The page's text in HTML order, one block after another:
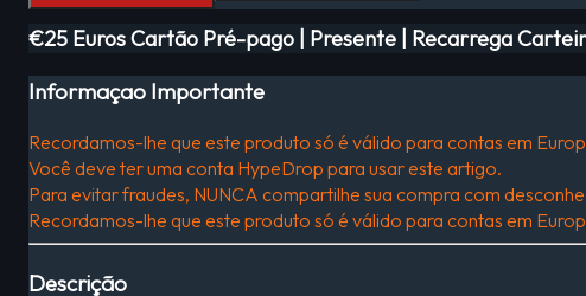
€25 Euros Cartão Pré-pago | Presente | Recarrega
Informaçao Importante
Recordamos-lhe que este produto só é válido para contas em
Você deve ter uma conta HypeDrop para usar este artigo.
Para evitar fraudes, NUNCA compartilhe sua compra com
Recordamos-lhe que este produto só é válido para contas em
Descrição